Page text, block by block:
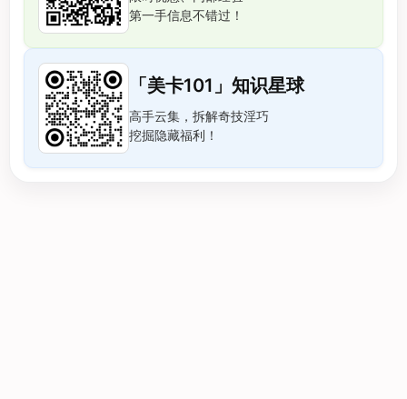
第一手信息不错过！
「美卡101」知识星球
高手云集，拆解奇技淫巧
挖掘隐藏福利！